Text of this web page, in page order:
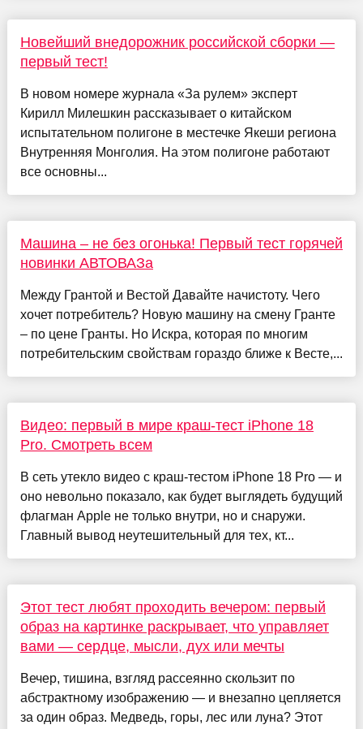
Новейший внедорожник российской сборки —
первый тест!
В новом номере журнала «За рулем» эксперт
Кирилл Милешкин рассказывает о китайском
испытательном полигоне в местечке Якеши региона
Внутренняя Монголия. На этом полигоне работают
все основны...
Машина – не без огонька! Первый тест горячей
новинки АВТОВАЗа
Между Грантой и Вестой Давайте начистоту. Чего
хочет потребитель? Новую машину на смену Гранте
– по цене Гранты. Но Искра, которая по многим
потребительским свойствам гораздо ближе к Весте,...
Видео: первый в мире краш-тест iPhone 18
Pro. Смотреть всем
В сеть утекло видео с краш-тестом iPhone 18 Pro — и
оно невольно показало, как будет выглядеть будущий
флагман Apple не только внутри, но и снаружи.
Главный вывод неутешительный для тех, кт...
Этот тест любят проходить вечером: первый
образ на картинке раскрывает, что управляет
вами — сердце, мысли, дух или мечты
Вечер, тишина, взгляд рассеянно скользит по
абстрактному изображению — и внезапно цепляется
за один образ. Медведь, горы, лес или луна? Этот